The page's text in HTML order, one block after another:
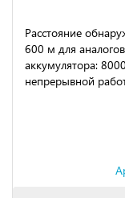
Расстояние
600 м для
аккумулятора:
непрерывной